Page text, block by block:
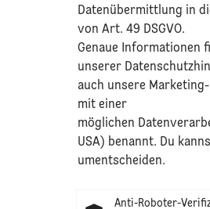
Datenübermittlung in
von Art. 49 DSGVO.​
​Genaue Informationen
unserer
auch unsere
mit einer
möglichen
USA) benannt. Du
umentscheiden.
Anti-Roboter-